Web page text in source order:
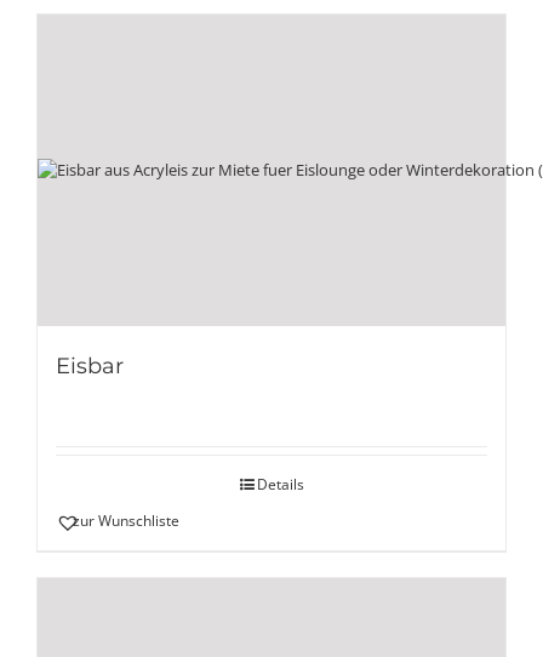
Eisbar
Details
zur Wunschliste